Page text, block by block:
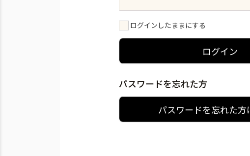
ログインしたままにする
ログイン
パスワードを忘れた方
パスワードを忘れた方